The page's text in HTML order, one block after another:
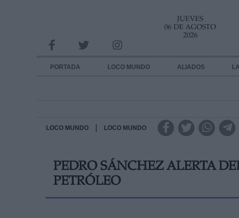
JUEVES
06 DE AGOSTO
2026
PORTADA LOCO MUNDO ALIADOS
LOCO MUNDO LOCO MUNDO
PEDRO SÁNCHEZ ALERTA
PETRÓLEO
INFORMACION SOBRE LA PROTECCIÓN DE TUS DATOS
Responsable:
Destinatarios:
link
Información adicional
link